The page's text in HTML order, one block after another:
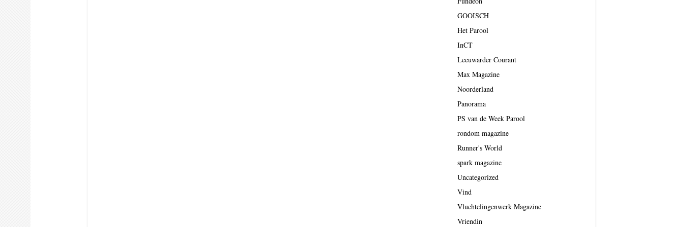
GOOISCH
Het Parool
InCT
Leeuwarder Courant
Max Magazine
Noorderland
Panorama
PS van de Week Parool
rondom magazine
Runner's World
spark magazine
Uncategorized
Vind
Vluchtelingenwerk Magazine
Vriendin